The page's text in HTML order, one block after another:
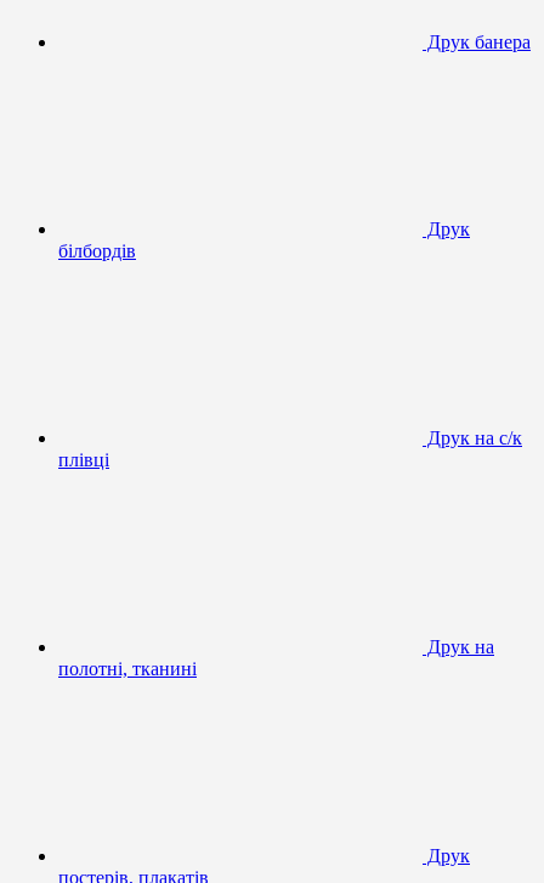
Друк банера
Друк
білбордів
Друк на с/к
плівці
Друк на
полотні, тканині
Друк
постерів, плакатів